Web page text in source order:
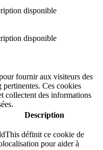
disponible
disponible
fournir aux visiteurs des
pertinentes. Ces cookies
collectent des informations
Description
définit ce cookie de
pour aider à